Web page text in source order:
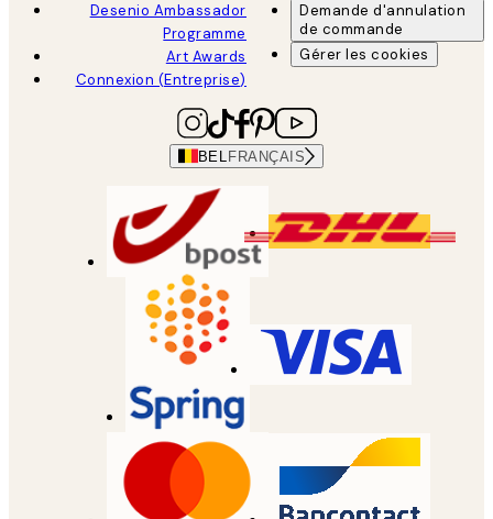
Desenio Ambassador
Programme
Art Awards
Connexion (Entreprise)
Demande d'annulation
de commande
Gérer les cookies
BEL FRANÇAIS